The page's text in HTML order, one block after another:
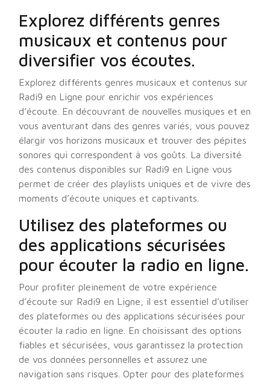
Explorez différents genres
musicaux et contenus pour
diversifier vos écoutes.
Explorez différents genres musicaux et contenus sur
Radi9 en Ligne pour enrichir vos expériences
d’écoute. En découvrant de nouvelles musiques et en
vous aventurant dans des genres variés, vous pouvez
élargir vos horizons musicaux et trouver des pépites
sonores qui correspondent à vos goûts. La diversité
des contenus disponibles sur Radi9 en Ligne vous
permet de créer des playlists uniques et de vivre des
moments d’écoute uniques et captivants.
Utilisez des plateformes ou
des applications sécurisées
pour écouter la radio en ligne.
Pour profiter pleinement de votre expérience
d’écoute sur Radi9 en Ligne, il est essentiel d’utiliser
des plateformes ou des applications sécurisées pour
écouter la radio en ligne. En choisissant des options
fiables et sécurisées, vous garantissez la protection
de vos données personnelles et assurez une
navigation sans risques. Opter pour des plateformes